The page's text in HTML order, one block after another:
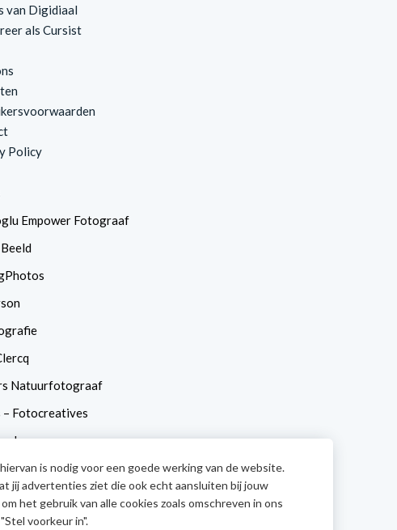
van Digidiaal
als Cursist
Policy
Empower Fotograaf
Natuurfotograaf
– Fotocreatives
is nodig voor een goede werking van de website.
jij advertenties ziet die ook echt aansluiten bij jouw
het gebruik van alle cookies zoals omschreven in ons
voorkeur in".